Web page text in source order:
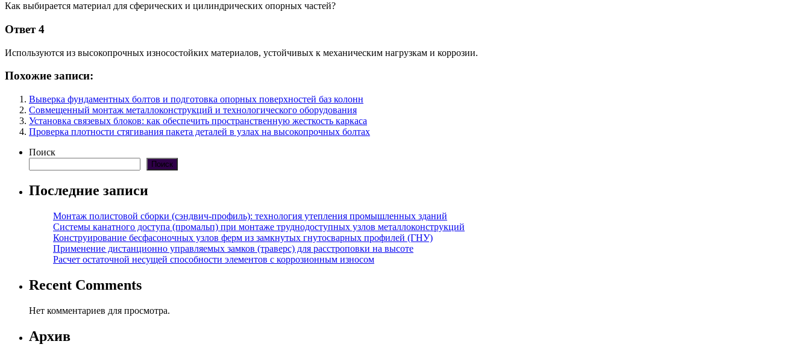
Как выбирается материал для сферических и цилиндрических опорных частей?
Ответ 4
Используются из высокопрочных износостойких материалов, устойчивых к механическим нагрузкам и коррозии.
Похожие записи:
Выверка фундаментных болтов и подготовка опорных поверхностей баз колонн
Совмещенный монтаж металлоконструкций и технологического оборудования
Установка связевых блоков: как обеспечить пространственную жесткость каркаса
Проверка плотности стягивания пакета деталей в узлах на высокопрочных болтах
Поиск
Поиск
Последние записи
Монтаж полистовой сборки (сэндвич-профиль): технология утепления промышленных зданий
Системы канатного доступа (промальп) при монтаже труднодоступных узлов металлоконструкций
Конструирование бесфасоночных узлов ферм из замкнутых гнутосварных профилей (ГНУ)
Применение дистанционно управляемых замков (траверс) для расстроповки на высоте
Расчет остаточной несущей способности элементов с коррозионным износом
Recent Comments
Нет комментариев для просмотра.
Архив